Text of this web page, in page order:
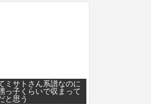
ミサトさん系譜なのに
っ子くらいで収まって
と思う